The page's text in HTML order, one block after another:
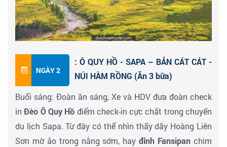
(cá hồi, cá tầm, đặc biệt là món ăn đặc trưng của
người dân bản địa - Thắng Cố). Qúy khách nghỉ đêm
tại khách sạn.
NGÀY 2
: Ô QUY HỒ - SAPA – BẢN CÁT CÁT -
NÚI HÀM RỒNG (Ăn 3 bữa)
Buổi sáng: Đoàn ăn sáng, Xe và HDV đưa đoàn check
inĐèo Ô Quy Hồ điểm check-in cực chất trong chuyến
du lịch Sapa. Từ đây có thể nhìn thấy dãy Hoàng Liên
Sơn mờ ảo trong nắng sớm, hayđỉnh Fansipan chìm